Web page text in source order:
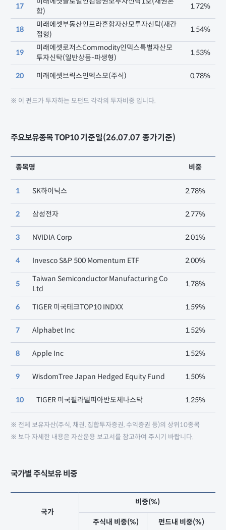
17
합)
1.72%
18
미래에셋부동산인프라혼합자산모투자신탁(재간
접형)
1.54%
19
미래에셋로저스Commodity인덱스특별자산모
투자신탁(일반상품-파생형)
1.53%
20 미래에셋브릭스인덱스모(주식) 0.78%
※ 이 펀드가 투자하는 모펀드 각각의 투자비중 입니다.
주요보유종목 TOP10기준일(26.07.07 종가기준)
종목명 비중
1 SK하이닉스 2.78%
2 삼성전자 2.77%
3 NVIDIA Corp 2.01%
4 Invesco S&P 500 Momentum ETF 2.00%
5
Taiwan Semiconductor Manufacturing Co
Ltd
1.78%
6 TIGER 미국테크TOP10 INDXX 1.59%
7 Alphabet Inc 1.52%
8 Apple Inc 1.52%
9 WisdomTree Japan Hedged Equity Fund 1.50%
10 TIGER 미국필라델피아반도체나스닥 1.25%
※ 전체 보유자산(주식, 채권, 집합투자증권, 수익증권 등)의 상위10종목
※ 보다 자세한 내용은 자산운용 보고서를 참고하여 주시기 바랍니다.
국가별 주식보유 비중
국가
비중(%)
주식내 비중(%)
펀드내 비중(%)